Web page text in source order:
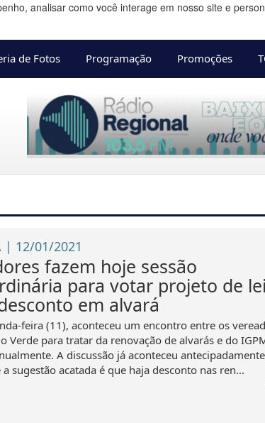
analisar como você interage em nosso site e
de Fotos Programação Promoções
| 12/01/2021
fazem hoje sessão
para votar projeto de lei
em alvará
feira (11), aconteceu um encontro entre os
Verde para tratar da renovação de alvarás e do
A discussão já aconteceu
a sugestão acatada é que haja desconto nas ren...